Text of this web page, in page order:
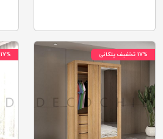
۱۷% تخفیف پلکانی ۱۷% تخفیف پلکانی